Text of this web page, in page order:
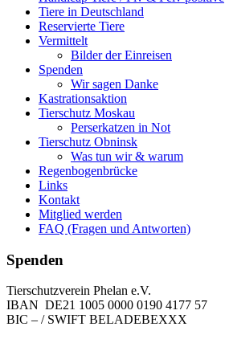
Tiere in Deutschland
Reservierte Tiere
Vermittelt
Bilder der Einreisen
Spenden
Wir sagen Danke
Kastrationsaktion
Tierschutz Moskau
Perserkatzen in Not
Tierschutz Obninsk
Was tun wir & warum
Regenbogenbrücke
Links
Kontakt
Mitglied werden
FAQ (Fragen und Antworten)
Spenden
Tierschutzverein Phelan e.V.
IBAN DE21 1005 0000 0190 4177 57
BIC – / SWIFT BELADEBEXXX